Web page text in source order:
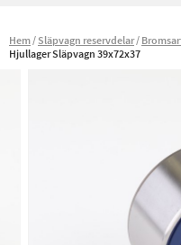
Hem Släpvagn reservdelar
Hjullager Släpvagn 39x72x37